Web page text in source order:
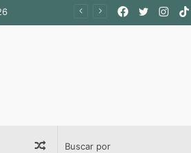
Twitter
Facebook
Publicación